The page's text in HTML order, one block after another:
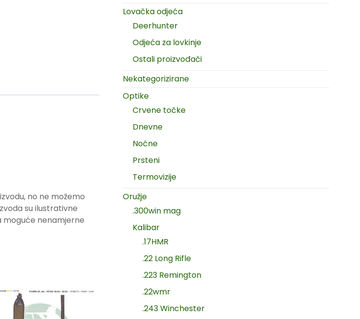
no ne možemo
su ilustrativne
moguće nenamjerne
Lovačka odjeća
Deerhunter
Odjeća za lovkinje
Ostali proizvođači
Nekategorizirane
Optike
Crvene točke
Dnevne
Noćne
Prsteni
Termovizije
Oružje
.300win mag
Kalibar
.17HMR
.22 Long Rifle
.223 Remington
.22wmr
.243 Winchester